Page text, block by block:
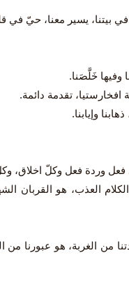
يسير معنا، حيّ في
وفيها خَلَّصَنا.
تقدمة دائمة.
وإيابنا.
وردة فعل وكلّ اخلاق،
العذب، هو القربان
الغربة، هو عبورنا من